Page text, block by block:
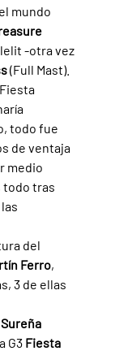
mundo
-otra vez
(Full Mast).
todo fue
de ventaja
medio
todo tras
del
Ferro,
3 de ellas
G3 Fiesta